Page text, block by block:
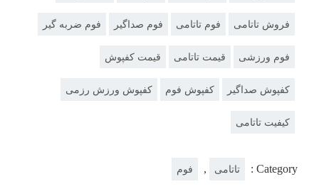
فروش تاتامی فوم تاتامی فوم صداگیر فوم ضربه گیر
فوم ورزشی قیمت تاتامی قیمت کفپوش
کفپوش صداگیر کفپوش فوم کفپوش ورزش رزمی
کیفیت تاتامی
Category : تاتامی , فوم